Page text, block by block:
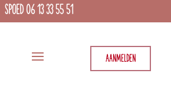
SPOED 06 13 33 55 51
AANMELDEN